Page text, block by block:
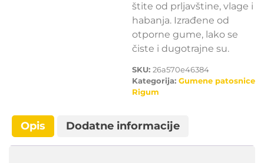
štite od prljavštine, vlage i
habanja. Izrađene od
otporne gume, lako se
čiste i dugotrajne su.
SKU: 26a570e46384
Kategorija: Gumene patosnice
Rigum
Opis Dodatne informacije